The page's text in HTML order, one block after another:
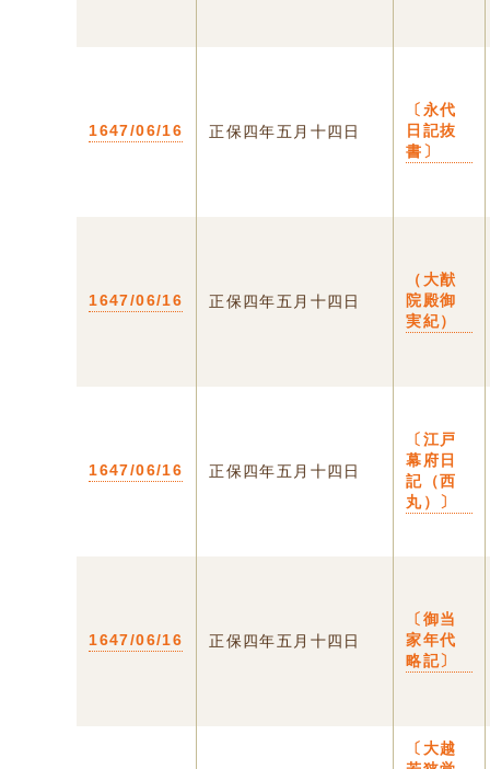
1647/06/16 正保四年五月十四日
〔永代
日記抜
書〕
1647/06/16 正保四年五月十四日
（大猷
院殿御
実紀）
1647/06/16 正保四年五月十四日
〔江戸
幕府日
記（西
丸）〕
1647/06/16 正保四年五月十四日
〔御当
家年代
略記〕
〔大越